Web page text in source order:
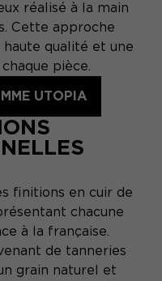
réalisé à la main
Cette approche
qualité et une
pièce.
UTOPIA
finitions en cuir de
chacune
à la française.
de tanneries
grain naturel et